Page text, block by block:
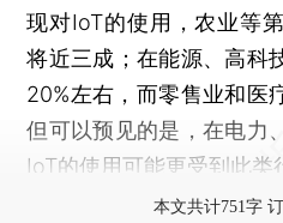
现对IoT的使用，农业等
将近三成；在能源、高科
20%左右，而零售业和医
但可以预见的是，在电力
IoT的使用可能更受到此类
本文共计751字